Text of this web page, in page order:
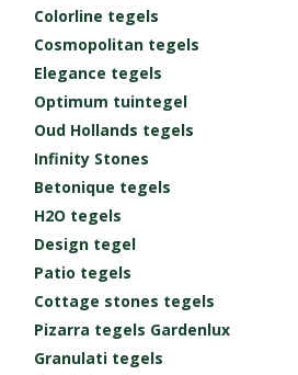
Colorline tegels
Cosmopolitan tegels
Elegance tegels
Optimum tuintegel
Oud Hollands tegels
Infinity Stones
Betonique tegels
H2O tegels
Design tegel
Patio tegels
Cottage stones tegels
Pizarra tegels Gardenlux
Granulati tegels